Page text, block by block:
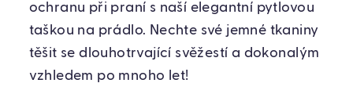
ochranu při praní s naší elegantní pytlovou
taškou na prádlo. Nechte své jemné tkaniny
těšit se dlouhotrvající svěžestí a dokonalým
vzhledem po mnoho let!